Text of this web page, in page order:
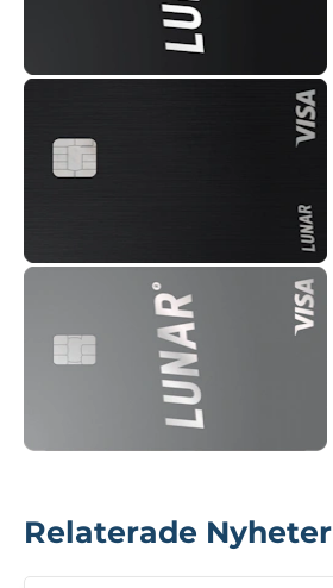
Relaterade Nyheter